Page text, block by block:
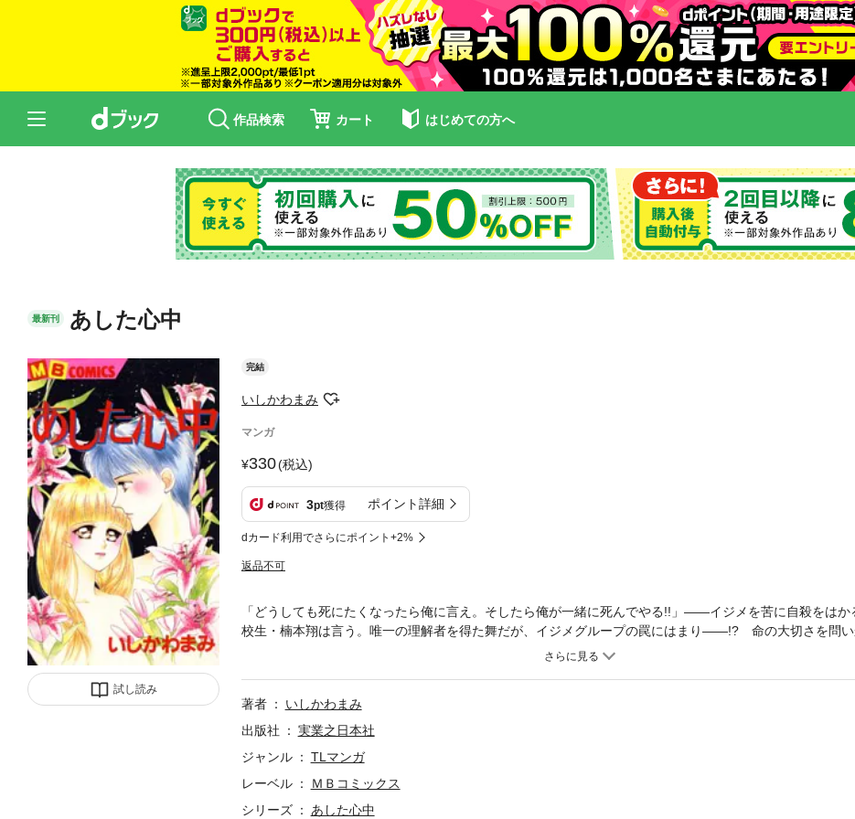
作品検索 カート はじめての方へ
最新刊 あした心中
試し読み
完結
いしかわまみ
マンガ
330(税込)
3pt獲得 ポイント詳細
dカード利用でさらにポイント+2%
返品不可
「どうしても死にたくなったら俺に言え。そしたら俺が一緒に死んでやる!!」――イジメを苦に自殺をはか
校生・楠本翔は言う。唯一の理解者を得た舞だが、イジメグループの罠にはまり――!? 命の大切さを問い
著者
いしかわまみ
出版社
実業之日本社
ジャンル
TLマンガ
レーベル
ＭＢコミックス
シリーズ
あした心中